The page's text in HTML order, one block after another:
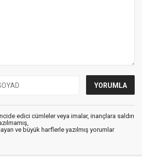
edici cümleler veya imalar, inançlara saldırı
ve büyük harflerle yazılmış yorumlar